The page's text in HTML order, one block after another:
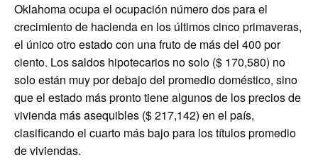
Oklahoma ocupa el ocupación número dos para el
crecimiento de hacienda en los últimos cinco primaveras,
el único otro estado con una fruto de más del 400 por
ciento. Los saldos hipotecarios no solo ($ 170,580) no
solo están muy por debajo del promedio doméstico, sino
que el estado más pronto tiene algunos de los precios de
vivienda más asequibles ($ 217,142) en el país,
clasificando el cuarto más bajo para los títulos promedio
de viviendas.